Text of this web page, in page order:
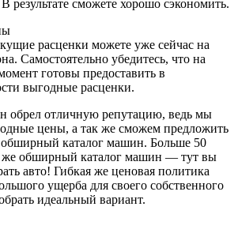
результате сможете хорошо сэкономить.
расценки можете уже сейчас на
Самостоятельно убедитесь, что на
готовы предоставить в
выгодные расценки.
обрел отличную репутацию, ведь мы
цены, а так же сможем предложить
обширный каталог машин. Больше 50
же обширный каталог машин — тут вы
авто! Гибкая же ценовая политика
ущерба для своего собственного
идеальный вариант.